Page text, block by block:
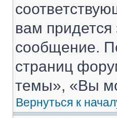
вам придется
сообщение.
страниц
темы», «Вы
Вернуться к